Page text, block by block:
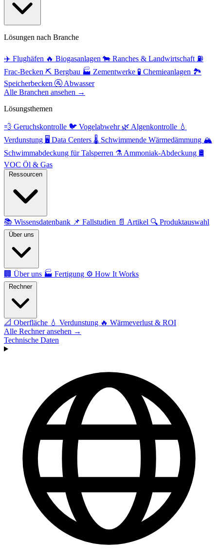
Lösungen nach Branche
✈️ Flughäfen 🔥 Biogasanlagen 🐄 Ranches & Landwirtschaft ⛽
Frac-Becken ⛏️ Bergbau 🏭 Zementwerke 🧪 Chemieanlagen 🏞️
Speicherbecken 🚰 Abwasser
Alle Branchen ansehen →
Lösungsthemen
💨 Geruchskontrolle 🐦 Vogelabwehr 🌿 Algenkontrolle 💧
Verdunstung 🖥️ Data Centers 🌡️ Schwimmende Wärmedämmung 🏔️
Schwimmabdeckung für Talsperren ⚗️ Ammoniak-Abdeckung 🛢️
VOC Öl & Gas
📚 Wissensdatenbank 📌 Fallstudien 📄 Artikel 🔍 Produktauswahl
🏢 Über uns 🏭 Fertigung ⚙️ How It Works
Rechner
📐 Oberfläche 💧 Verdunstung 🔥 Wärmeverlust & ROI
Alle Rechner ansehen →
Technische Daten